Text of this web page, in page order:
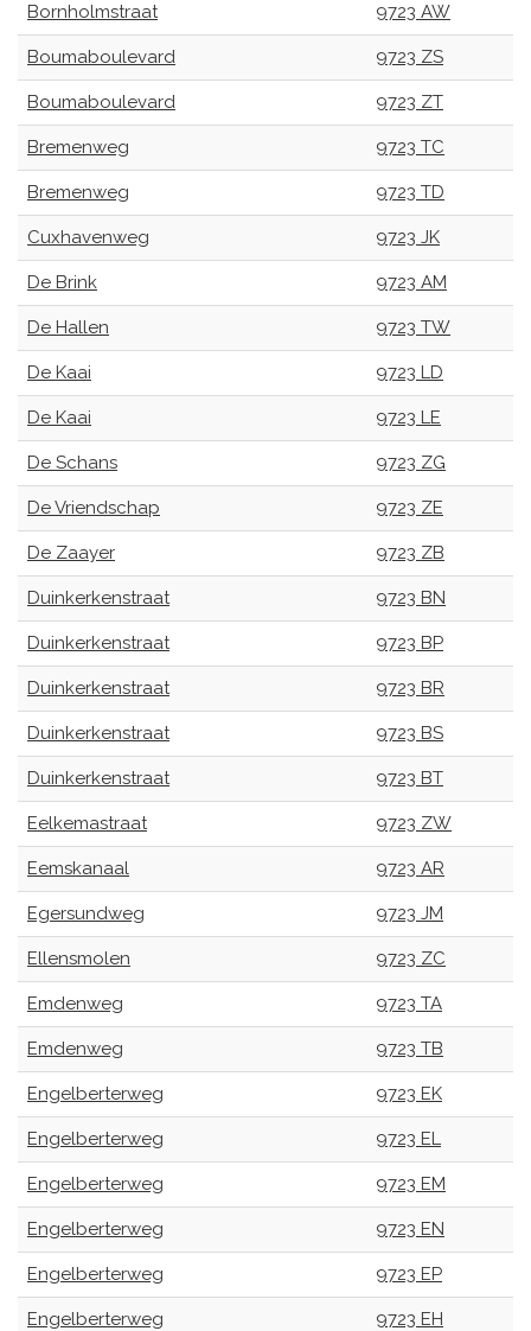
Bornholmstraat 9723 AW
Boumaboulevard 9723 ZS
Boumaboulevard 9723 ZT
Bremenweg 9723 TC
Bremenweg 9723 TD
Cuxhavenweg 9723 JK
De Brink 9723 AM
De Hallen 9723 TW
De Kaai 9723 LD
De Kaai 9723 LE
De Schans 9723 ZG
De Vriendschap 9723 ZE
De Zaayer 9723 ZB
Duinkerkenstraat 9723 BN
Duinkerkenstraat 9723 BP
Duinkerkenstraat 9723 BR
Duinkerkenstraat 9723 BS
Duinkerkenstraat 9723 BT
Eelkemastraat 9723 ZW
Eemskanaal 9723 AR
Egersundweg 9723 JM
Ellensmolen 9723 ZC
Emdenweg 9723 TA
Emdenweg 9723 TB
Engelberterweg 9723 EK
Engelberterweg 9723 EL
Engelberterweg 9723 EM
Engelberterweg 9723 EN
Engelberterweg 9723 EP
Engelberterweg 9723 EH